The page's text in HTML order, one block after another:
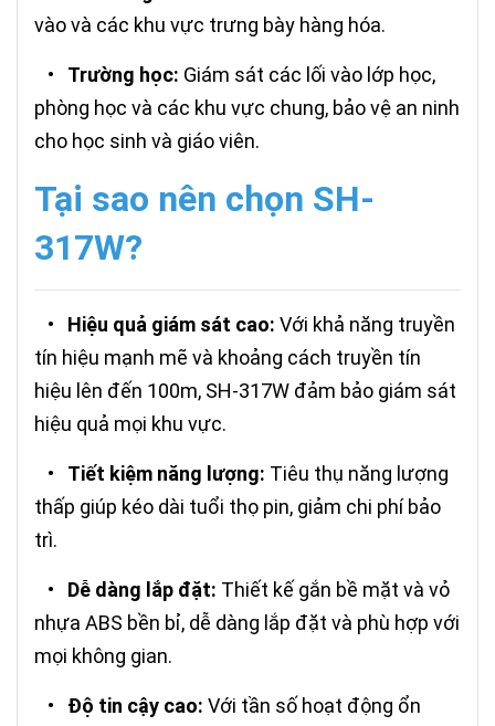
vào và các khu vực trưng bày hàng hóa.
• Trường học: Giám sát các lối vào lớp học,
phòng học và các khu vực chung, bảo vệ an ninh
cho học sinh và giáo viên.
Tại sao nên chọn SH-
317W?
• Hiệu quả giám sát cao: Với khả năng truyền
tín hiệu mạnh mẽ và khoảng cách truyền tín
hiệu lên đến 100m, SH-317W đảm bảo giám sát
hiệu quả mọi khu vực.
• Tiết kiệm năng lượng: Tiêu thụ năng lượng
thấp giúp kéo dài tuổi thọ pin, giảm chi phí bảo
trì.
• Dễ dàng lắp đặt: Thiết kế gắn bề mặt và vỏ
nhựa ABS bền bỉ, dễ dàng lắp đặt và phù hợp với
mọi không gian.
• Độ tin cậy cao: Với tần số hoạt động ổn